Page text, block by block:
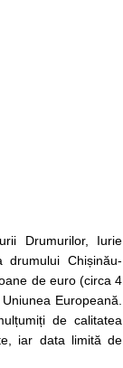
Drumurilor, Iurie
Chișinău-
de euro (circa 4
Europeană.
de calitatea
iar data limită de